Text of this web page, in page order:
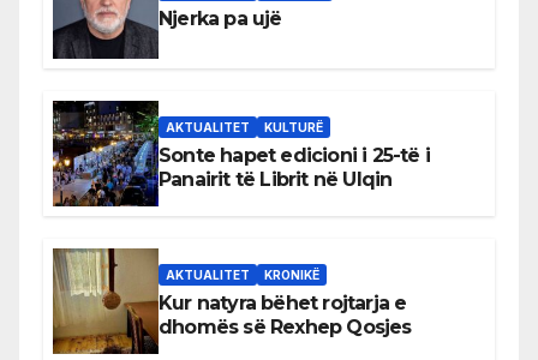
Njerka pa ujë
AKTUALITET KULTURË
Sonte hapet edicioni i 25-të i
Panairit të Librit në Ulqin
AKTUALITET KRONIKË
Kur natyra bëhet rojtarja e
dhomës së Rexhep Qosjes